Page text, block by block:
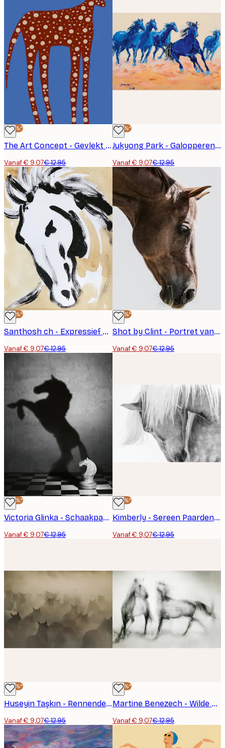
-30%*
The Art Concept - Gevlekt Langbenig Paard Poster
Vanaf € 9,07€ 12,95
-30%*
Jukyong Park - Galopperende Blauwe Paarden Poster
Vanaf € 9,07€ 12,95
-30%*
Santhosh ch - Expressief Paardenhoofd Poster
Vanaf € 9,07€ 12,95
-30%*
Shot by Clint - Portret van een Paardenkop Poster
Vanaf € 9,07€ 12,95
-30%*
Victoria Glinka - Schaakpaard Schaduw Poster
Vanaf € 9,07€ 12,95
-30%*
Kimberly - Sereen Paardenportret Poster
Vanaf € 9,07€ 12,95
-30%*
Huseyin Taşkın - Rennende Wilde Paarden Poster
Vanaf € 9,07€ 12,95
-30%*
Martine Benezech - Wilde Paarden in Beweging Poster
Vanaf € 9,07€ 12,95